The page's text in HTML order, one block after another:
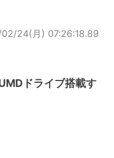
24(月) 07:26:18.89
ドライブ搭載す